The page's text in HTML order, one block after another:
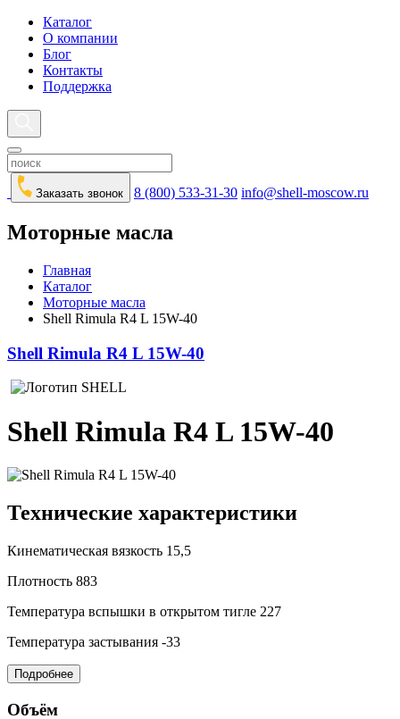
Каталог
О компании
Блог
Контакты
Поддержка
Заказать звонок 8 (800) 533-31-30 info@shell-moscow.ru
Моторные масла
Главная
Каталог
Моторные масла
Shell Rimula R4 L 15W-40
Shell Rimula R4 L 15W-40
Shell Rimula R4 L 15W-40
Технические характеристики
Кинематическая вязкость 15,5
Плотность 883
Температура вспышки в открытом тигле 227
Температура застывания -33
Подробнее
Объём